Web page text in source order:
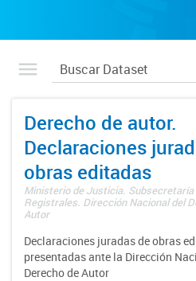
Derecho de autor.
Declaraciones
obras editadas
Ministerio de Justicia. Subsecretaría
Registrales. Dirección Nacional del
Autor
Declaraciones juradas de obras
presentadas ante la Dirección
Derecho de Autor